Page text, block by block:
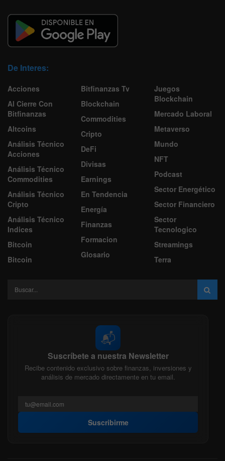
De Interes:
Acciones
Al Cierre Con
Bitfinanzas
Altcoins
Análisis Técnico
Acciones
Análisis Técnico
Commodities
Análisis Técnico
Cripto
Análisis Técnico
Indices
Bitcoin
Bitcoin
Bitfinanzas Tv
Blockchain
Commodities
Cripto
DeFi
Divisas
Earnings
En Tendencia
Energía
Finanzas
Formacion
Glosario
Juegos
Blockchain
Mercado Laboral
Metaverso
Mundo
NFT
Podcast
Sector Energético
Sector Financiero
Sector
Tecnologico
Streamings
Terra
📬
Suscríbete a nuestra Newsletter
Recibe contenido exclusivo sobre finanzas, inversiones y
análisis de mercado directamente en tu email.
Suscribirme